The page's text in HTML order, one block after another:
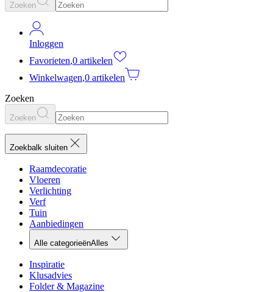
Zoeken
Inloggen
Favorieten,0 artikelen
Winkelwagen,0 artikelen
Zoeken
Zoeken
Zoekbalk sluiten
Raamdecoratie
Vloeren
Verlichting
Verf
Tuin
Aanbiedingen
Alle categorieënAlles
Inspiratie
Klusadvies
Folder & Magazine